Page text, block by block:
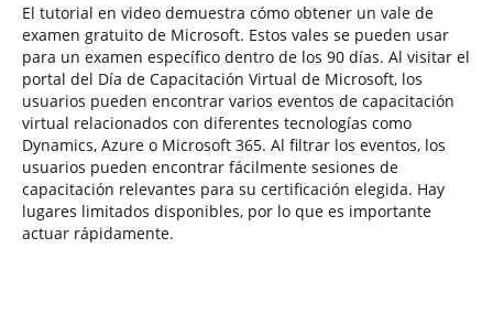
El tutorial en video demuestra cómo obtener un vale de
examen gratuito de Microsoft. Estos vales se pueden usar
para un examen específico dentro de los 90 días. Al visitar el
portal del Día de Capacitación Virtual de Microsoft, los
usuarios pueden encontrar varios eventos de capacitación
virtual relacionados con diferentes tecnologías como
Dynamics, Azure o Microsoft 365. Al filtrar los eventos, los
usuarios pueden encontrar fácilmente sesiones de
capacitación relevantes para su certificación elegida. Hay
lugares limitados disponibles, por lo que es importante
actuar rápidamente.